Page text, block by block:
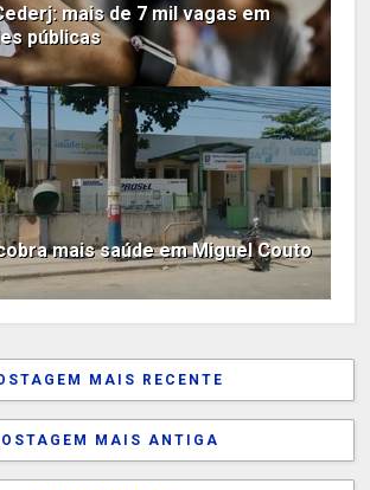
mais de 7 mil vagas em
públicas
mais saúde em Miguel Couto
MAIS RECENTE
MAIS ANTIGA